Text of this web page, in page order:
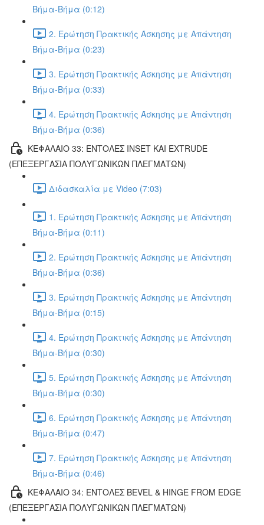
Βήμα-Βήμα (0:12)
2. Ερώτηση Πρακτικής Άσκησης με Απάντηση
Βήμα-Βήμα (0:23)
3. Ερώτηση Πρακτικής Άσκησης με Απάντηση
Βήμα-Βήμα (0:33)
4. Ερώτηση Πρακτικής Άσκησης με Απάντηση
Βήμα-Βήμα (0:36)
ΚΕΦΑΛΑΙΟ 33: ΕΝΤΟΛΕΣ INSET ΚΑΙ EXTRUDE
(ΕΠΕΞΕΡΓΑΣΙΑ ΠΟΛΥΓΩΝΙΚΩΝ ΠΛΕΓΜΑΤΩΝ)
Διδασκαλία με Video (7:03)
1. Ερώτηση Πρακτικής Άσκησης με Απάντηση
Βήμα-Βήμα (0:11)
2. Ερώτηση Πρακτικής Άσκησης με Απάντηση
Βήμα-Βήμα (0:36)
3. Ερώτηση Πρακτικής Άσκησης με Απάντηση
Βήμα-Βήμα (0:15)
4. Ερώτηση Πρακτικής Άσκησης με Απάντηση
Βήμα-Βήμα (0:30)
5. Ερώτηση Πρακτικής Άσκησης με Απάντηση
Βήμα-Βήμα (0:30)
6. Ερώτηση Πρακτικής Άσκησης με Απάντηση
Βήμα-Βήμα (0:47)
7. Ερώτηση Πρακτικής Άσκησης με Απάντηση
Βήμα-Βήμα (0:46)
ΚΕΦΑΛΑΙΟ 34: ΕΝΤΟΛΕΣ BEVEL & HINGE FROM EDGE
(ΕΠΕΞΕΡΓΑΣΙΑ ΠΟΛΥΓΩΝΙΚΩΝ ΠΛΕΓΜΑΤΩΝ)